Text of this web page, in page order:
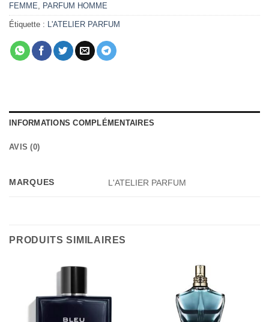
FEMME
PARFUM HOMME
Étiquette : L'ATELIER PARFUM
INFORMATIONS COMPLÉMENTAIRES
AVIS (0)
MARQUES L'ATELIER PARFUM
PRODUITS SIMILAIRES